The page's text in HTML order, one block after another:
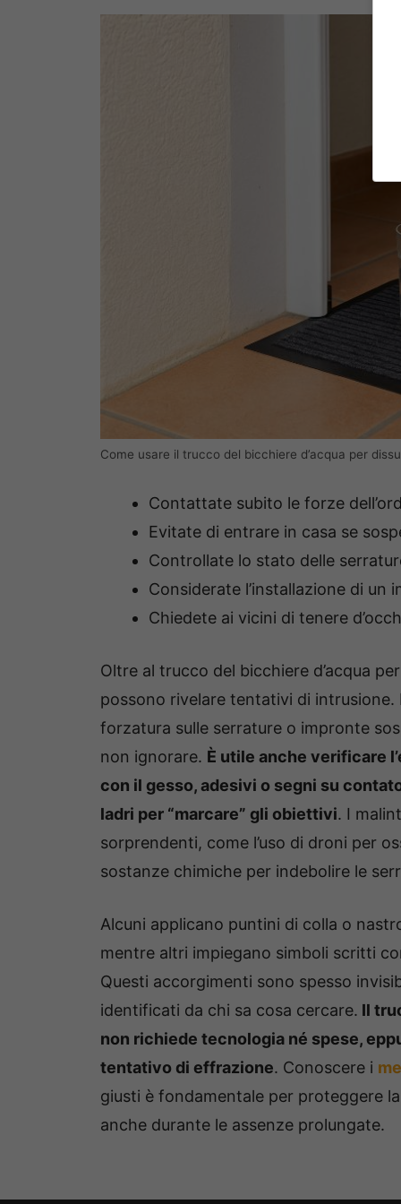
Come usare il trucco del bicchiere d’acqua per
Contattate subito le forze
Evitate di entrare in casa se
Controllate lo stato delle
Considerate l’installazione di
Chiedete ai vicini di tenere
Oltre al trucco del bicchiere d’acqua
possono rivelare tentativi di
forzatura sulle serrature o impronte
non ignorare. È utile anche verificare
con il gesso, adesivi o segni su
ladri per “marcare” gli obiettivi. I
sorprendenti, come l’uso di droni per
sostanze chimiche per indebolire le
Alcuni applicano puntini di colla o
mentre altri impiegano simboli scritti
Questi accorgimenti sono spesso
identificati da chi sa cosa cercare. Il
non richiede tecnologia né spese,
tentativo di effrazione. Conoscere i
giusti è fondamentale per proteggere
anche durante le assenze prolungate.